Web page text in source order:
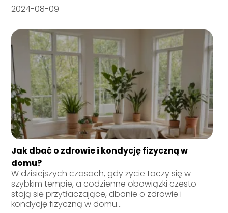
2024-08-09
Jak dbać o zdrowie i kondycję fizyczną w
domu?
W dzisiejszych czasach, gdy życie toczy się w
szybkim tempie, a codzienne obowiązki często
stają się przytłaczające, dbanie o zdrowie i
kondycję fizyczną w domu...